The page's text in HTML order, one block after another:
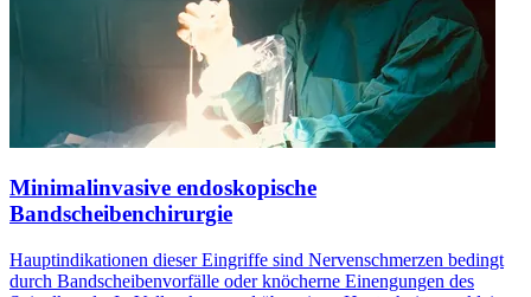
Minimalinvasive endoskopische
Bandscheibenchirurgie
Hauptindikationen dieser Eingriffe sind Nervenschmerzen bedingt
durch Bandscheibenvorfälle oder knöcherne Einengungen des